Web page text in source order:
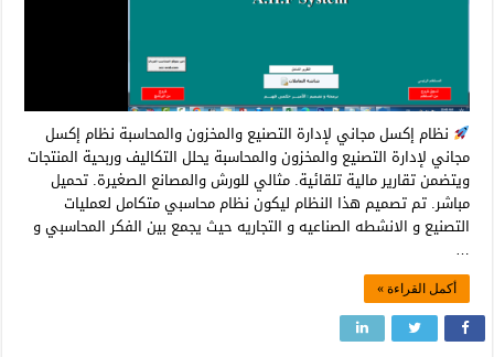
نظام إكسل مجاني لإدارة التصنيع والمخزون والمحاسبة نظام إكسل
مجاني لإدارة التصنيع والمخزون والمحاسبة يحلل التكاليف وربحية المنتجات
ويتضمن تقارير مالية تلقائية. مثالي للورش والمصانع الصغيرة. تحميل
مباشر. تم تصميم هذا النظام ليكون نظام محاسبي متكامل لعمليات
التصنيع و الانشطه الصناعيه و التجاريه حيث يجمع بين الفكر المحاسبي و
…
أكمل القراءة »